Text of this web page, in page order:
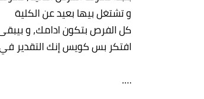
و تشتغل بيها بعيد عن الكلية
كل الفرص بتكون ادامك, و
افتكر بس كويس إنك التقدير
….